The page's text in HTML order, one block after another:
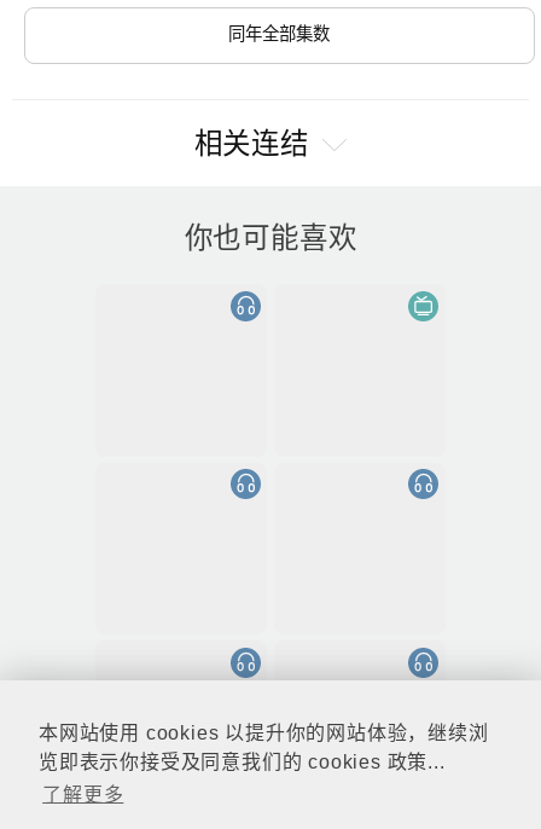
本网站使用 cookies 以提升你的网站体验，继续浏
览即表示你接受及同意我们的 cookies 政策...
了解更多
同年全部集数
相关连结
你也可能喜欢